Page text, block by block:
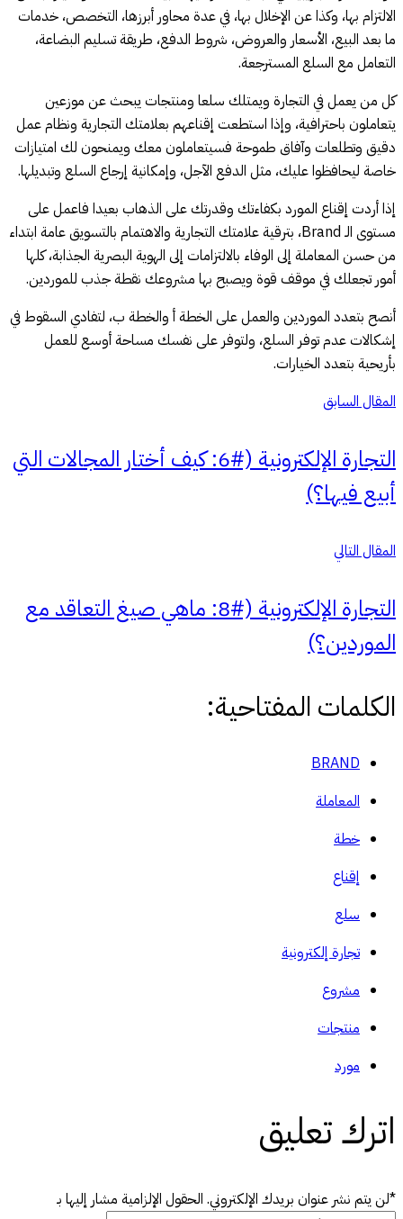
الالتزام بها، وكذا عن الإخلال بها، في عدة محاور أبرزها، التخصص، خدمات
ما بعد البيع، الأسعار والعروض، شروط الدفع، طريقة تسليم البضاعة،
التعامل مع السلع المسترجعة.
كل من يعمل في التجارة ويمتلك سلعا ومنتجات يبحث عن موزعين
يتعاملون باحترافية، وإذا استطعت إقناعهم بعلامتك التجارية ونظام عمل
دقيق وتطلعات وآفاق طموحة فسيتعاملون معك ويمنحون لك امتيازات
خاصة ليحافظوا عليك، مثل الدفع الآجل، وإمكانية إرجاع السلع وتبديلها.
إذا أردت إقناع المورد بكفاءتك وقدرتك على الذهاب بعيدا فاعمل على
مستوى الـ Brand، بترقية علامتك التجارية والاهتمام بالتسويق عامة ابتداء
من حسن المعاملة إلى الوفاء بالالتزامات إلى الهوية البصرية الجذابة، كلها
أمور تجعلك في موقف قوة ويصبح بها مشروعك نقطة جذب للموردين.
أنصح بتعدد الموردين والعمل على الخطة أ والخطة ب، لتفادي السقوط في
إشكالات عدم توفر السلع، ولتوفر على نفسك مساحة أوسع للعمل
بأريحية بتعدد الخيارات.
المقال السابق
التجارة الإلكترونية (#6: كيف أختار المجالات التي
أبيع فيها؟)
المقال التالي
التجارة الإلكترونية (#8: ماهي صيغ التعاقد مع
الموردين؟)
الكلمات المفتاحية:
BRAND
المعاملة
خطة
إقناع
سلع
تجارة إلكترونية
مشروع
منتجات
مورد
اترك تعليق
*لن يتم نشر عنوان بريدك الإلكتروني. الحقول الإلزامية مشار إليها بـ